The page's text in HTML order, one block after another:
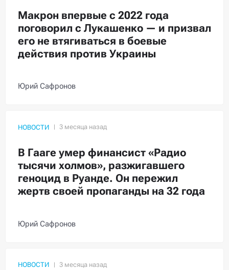
Макрон впервые с 2022 года
поговорил с Лукашенко — и призвал
его не втягиваться в боевые
действия против Украины
Юрий Сафронов
НОВОСТИ
В Гааге умер финансист «Радио
тысячи холмов», разжигавшего
геноцид в Руанде. Он пережил
жертв своей пропаганды на 32 года
Юрий Сафронов
НОВОСТИ